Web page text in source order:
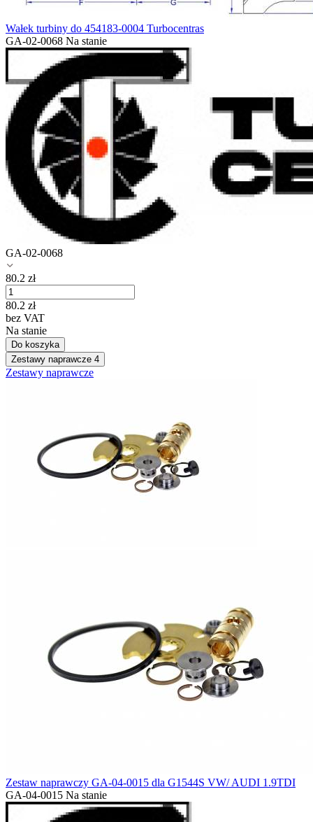
Wałek turbiny do 454183-0004 Turbocentras
GA-02-0068 Na stanie
GA-02-0068
80.2 zł
80.2 zł
bez VAT
Na stanie
Do koszyka
Zestawy naprawcze 4
Zestawy naprawcze
Zestaw naprawczy GA-04-0015 dla G1544S VW/ AUDI 1.9TDI
GA-04-0015 Na stanie